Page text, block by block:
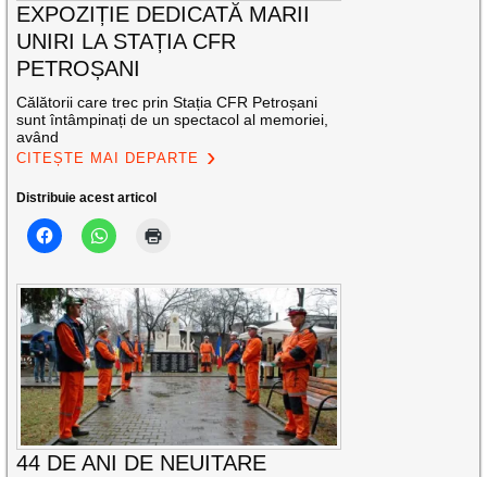
EXPOZIȚIE DEDICATĂ MARII
UNIRI LA STAȚIA CFR
PETROȘANI
Călătorii care trec prin Stația CFR Petroșani
sunt întâmpinați de un spectacol al memoriei,
având
CITEȘTE MAI DEPARTE
Distribuie acest articol
44 DE ANI DE NEUITARE